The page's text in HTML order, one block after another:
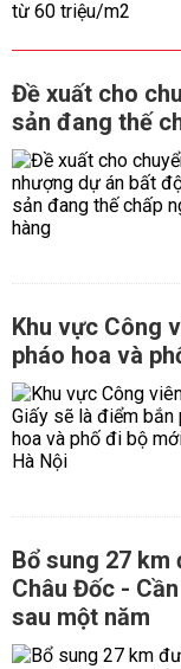
Đề xuất cho
sản đang thế
Khu vực Công
pháo hoa và
Bổ sung 27
Châu Đốc -
sau một năm